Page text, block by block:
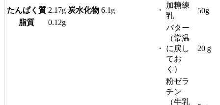
たんぱく質 2.17g 炭水化物 6.1g
脂質
0.12g
・
加糖練
乳
50g
・
バター
（常温
に戻し
てお
く）
20ｇ
粉ゼラ
チン
（牛乳